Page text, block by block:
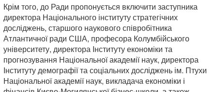
Крім того, до Ради пропонується включити заступника
директора Національного інституту стратегічних
досліджень, старшого наукового співробітника
Атлантичної ради США, професора Колумбійського
університету, директора Інституту економіки та
прогнозування Національної академії наук, директора
Інституту демографії та соціальних досліджень ім. Птухи
Національної академії наук, викладача економіки і